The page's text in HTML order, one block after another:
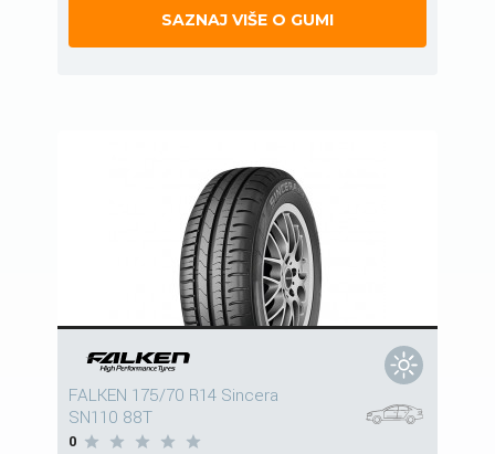
SAZNAJ VIŠE O GUMI
FALKEN 175/70 R14 Sincera
SN110 88T
0